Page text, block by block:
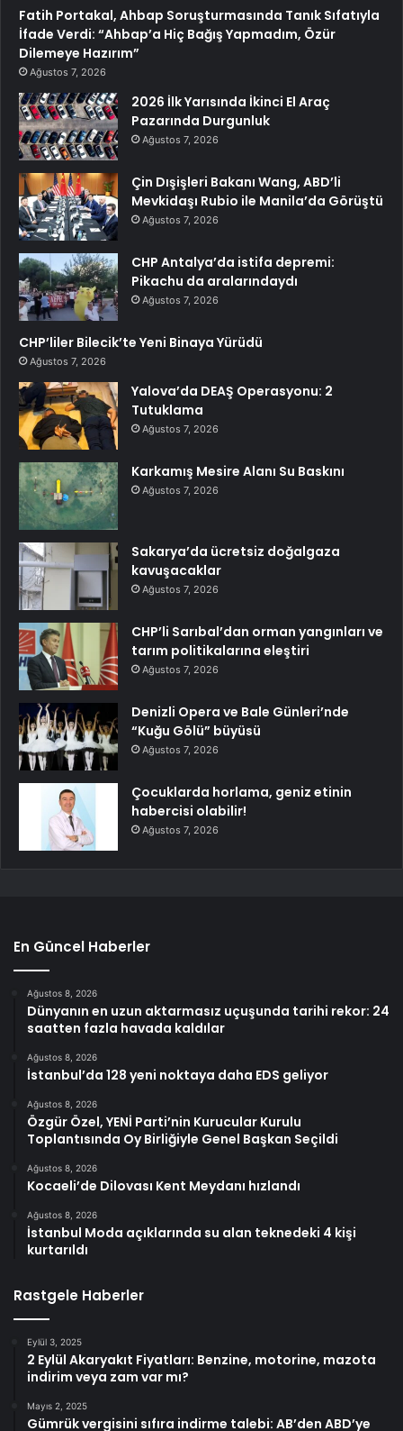
Fatih Portakal, Ahbap Soruşturmasında Tanık Sıfatıyla
İfade Verdi: “Ahbap’a Hiç Bağış Yapmadım, Özür
Dilemeye Hazırım”
Ağustos 7, 2026
2026 İlk Yarısında İkinci El Araç
Pazarında Durgunluk
Ağustos 7, 2026
Çin Dışişleri Bakanı Wang, ABD’li
Mevkidaşı Rubio ile Manila’da Görüştü
Ağustos 7, 2026
CHP Antalya’da istifa depremi:
Pikachu da aralarındaydı
Ağustos 7, 2026
CHP’liler Bilecik’te Yeni Binaya Yürüdü
Ağustos 7, 2026
Yalova’da DEAŞ Operasyonu: 2
Tutuklama
Ağustos 7, 2026
Karkamış Mesire Alanı Su Baskını
Ağustos 7, 2026
Sakarya’da ücretsiz doğalgaza
kavuşacaklar
Ağustos 7, 2026
CHP’li Sarıbal’dan orman yangınları ve
tarım politikalarına eleştiri
Ağustos 7, 2026
Denizli Opera ve Bale Günleri’nde
“Kuğu Gölü” büyüsü
Ağustos 7, 2026
Çocuklarda horlama, geniz etinin
habercisi olabilir!
Ağustos 7, 2026
En Güncel Haberler
Ağustos 8, 2026
Dünyanın en uzun aktarmasız uçuşunda tarihi rekor: 24
saatten fazla havada kaldılar
Ağustos 8, 2026
İstanbul’da 128 yeni noktaya daha EDS geliyor
Ağustos 8, 2026
Özgür Özel, YENİ Parti’nin Kurucular Kurulu
Toplantısında Oy Birliğiyle Genel Başkan Seçildi
Ağustos 8, 2026
Kocaeli’de Dilovası Kent Meydanı hızlandı
Ağustos 8, 2026
İstanbul Moda açıklarında su alan teknedeki 4 kişi
kurtarıldı
Rastgele Haberler
Eylül 3, 2025
2 Eylül Akaryakıt Fiyatları: Benzine, motorine, mazota
indirim veya zam var mı?
Mayıs 2, 2025
Gümrük vergisini sıfıra indirme talebi: AB’den ABD’ye